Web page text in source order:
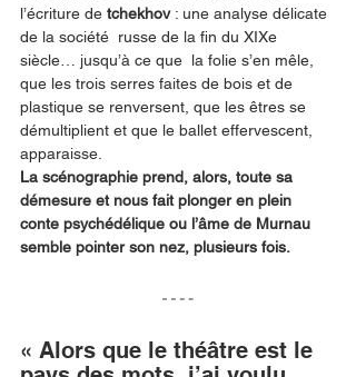
l’écriture de tchekhov : une analyse délicate
de la société  russe de la fin du XIXe
siècle… jusqu’à ce que  la folie s’en mêle,
que les trois serres faites de bois et de
plastique se renversent, que les êtres se
démultiplient et que le ballet effervescent,
apparaisse.
La scénographie prend, alors, toute sa
démesure et nous fait plonger en plein
conte psychédélique ou l’âme de Murnau
semble pointer son nez, plusieurs fois.
« Alors que le théâtre est le